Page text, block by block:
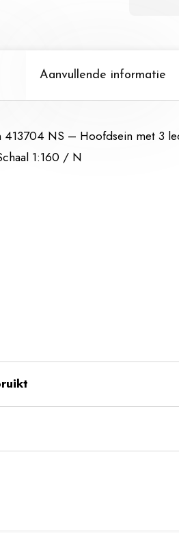
/
N
Aanvullende informatie
413704 NS – Hoofdsein met 3
1:160 / N